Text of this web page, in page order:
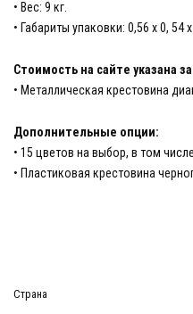
• Вес: 9 кг.
• Габариты упаковки: 0,56 х 0, 54
Стоимость на сайте указана
• Металлическая крестовина
Дополнительные опции:
• 15 цветов на выбор, в том
• Пластиковая крестовина
Страна